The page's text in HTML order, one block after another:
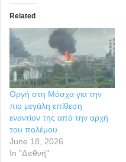
Related
Οργή στη Μόσχα για την
πιο μεγάλη επίθεση
εναντίον της από την αρχή
του πολέμου.
June 18, 2026
In "Διεθνή"